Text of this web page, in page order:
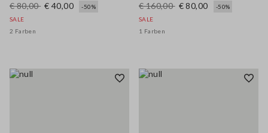
€ 80,00 € 40,00
-50%
SALE
2 Farben
€ 160,00 € 80,00
-50%
SALE
1 Farben